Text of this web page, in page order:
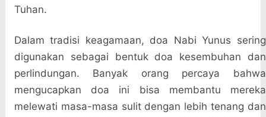
Tuhan.
Dalam tradisi keagamaan, doa Nabi Yunus sering
digunakan sebagai bentuk doa kesembuhan dan
perlindungan. Banyak orang percaya bahwa
mengucapkan doa ini bisa membantu mereka
melewati masa-masa sulit dengan lebih tenang dan